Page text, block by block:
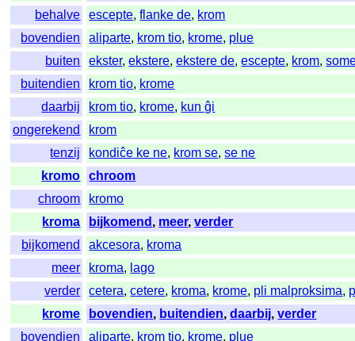
behalve
escepte,flanke de, krom
bovendien
aliparte, krom tio, krome, plue
buiten
ekster,ekstere,ekstere de,escepte, krom,
buitendien
krom tio, krome
daarbij
krom tio, krome, kun ĝi
ongerekend
krom
tenzij
kondiĉe ke ne, krom se,se ne
kromo
chroom
chroom
kromo
kroma
bijkomend , meer,verder
bijkomend
akcesora, kroma
meer
kroma, lago
verder
cetera,cetere, kroma, krome, pli malproksima,
krome
bovendien, buitendien,daarbij,verder
bovendien
aliparte, krom tio, krome, plue